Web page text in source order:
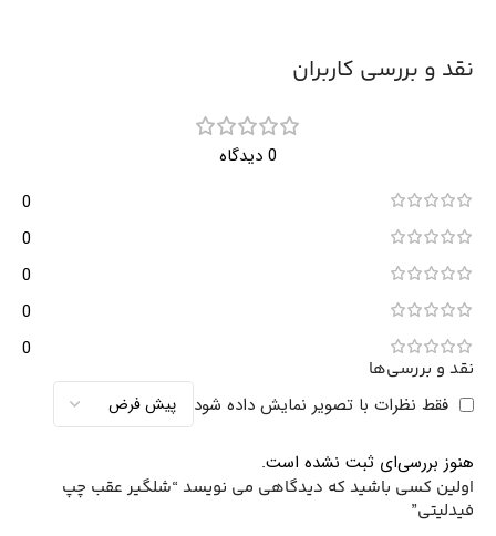
نقد و بررسی کاربران
0 دیدگاه
0
0
0
0
0
نقد و بررسی‌ها
فقط نظرات با تصویر نمایش داده شود
هنوز بررسی‌ای ثبت نشده است.
اولین کسی باشید که دیدگاهی می نویسد “شلگیر عقب چپ
فیدلیتی”